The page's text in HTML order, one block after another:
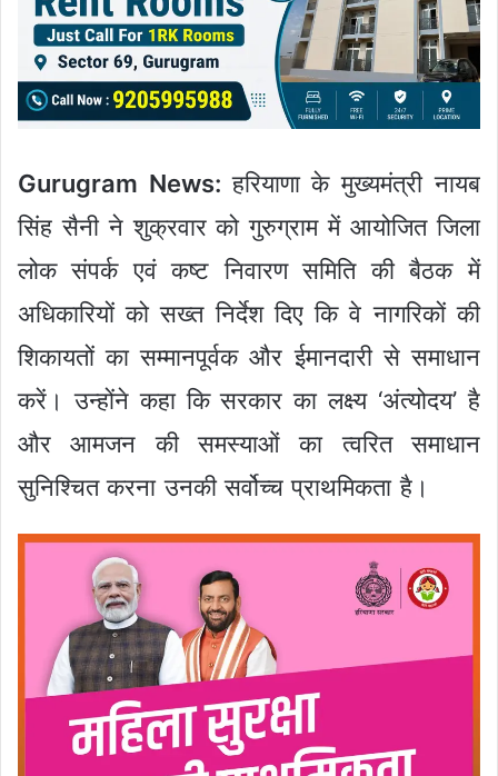
Gurugram News:हरियाणा के मुख्यमंत्री नायब
सिंह सैनी ने शुक्रवार को गुरुग्राम में आयोजित जिला
लोक संपर्क एवं कष्ट निवारण समिति की बैठक में
अधिकारियों को सख्त निर्देश दिए कि वे नागरिकों की
शिकायतों का सम्मानपूर्वक और ईमानदारी से समाधान
करें। उन्होंने कहा कि सरकार का लक्ष्य ‘अंत्योदय’ है
और आमजन की समस्याओं का त्वरित समाधान
सुनिश्चित करना उनकी सर्वोच्च प्राथमिकता है।